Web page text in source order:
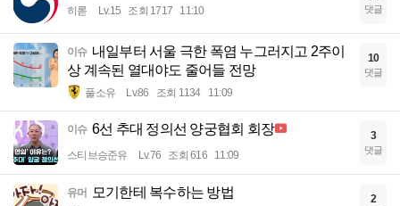
히롣 Lv.15 조회 1717 11:10 댓글
이슈 내일부터 서울 극한 폭염 누그러지고 2주이
상 계속된 열대야도 줄어들 전망
풀소유 Lv.86 조회 1134 11:09
10
댓글
이슈 6선 추대 정의선 양궁협회 회장
스티브승준유 Lv.76 조회 616 11:09
3
댓글
유머 모기한테 복수하는 방법 2